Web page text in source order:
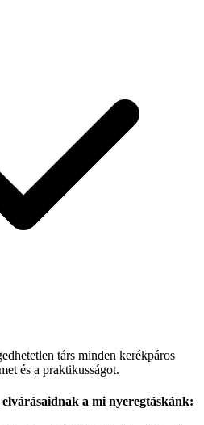
társ minden kerékpáros
és a praktikusságot.
a mi nyeregtáskánk: